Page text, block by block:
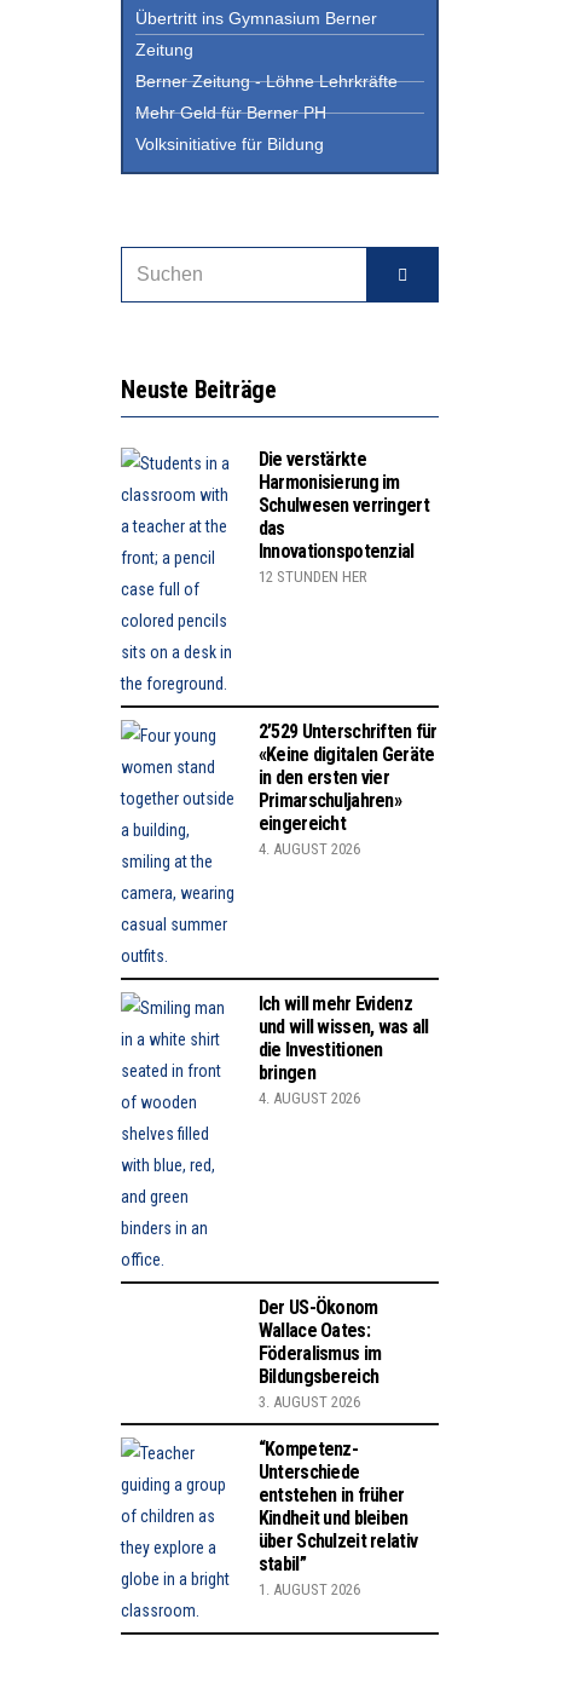
Übertritt ins Gymnasium Berner
Zeitung
Berner Zeitung - Löhne Lehrkräfte
Mehr Geld für Berner PH
Volksinitiative für Bildung
Neuste Beiträge
Die verstärkte
Harmonisierung im
Schulwesen verringert
das
Innovationspotenzial
12 STUNDEN HER
2’529 Unterschriften für
«Keine digitalen Geräte
in den ersten vier
Primarschuljahren»
eingereicht
4. AUGUST 2026
Ich will mehr Evidenz
und will wissen, was all
die Investitionen
bringen
4. AUGUST 2026
Der US-Ökonom
Wallace Oates:
Föderalismus im
Bildungsbereich
3. AUGUST 2026
“Kompetenz-
Unterschiede
entstehen in früher
Kindheit und bleiben
über Schulzeit relativ
stabil”
1. AUGUST 2026